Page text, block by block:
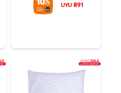
UYU 891